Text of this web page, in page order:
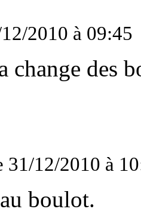
2010 à 09:45
change des
31/12/2010 à
boulot.